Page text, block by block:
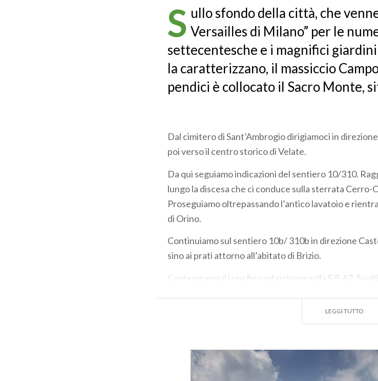
S ullo sfondo della città, che
Versailles di Milano” per le
settecentesche e i magnifici
la caratterizzano, il massiccio
pendici è collocato il Sacro Monte,
Dal cimitero di Sant’Ambrogio dirigiamoci in
poi verso il centro storico di Velate.
Da qui seguiamo indicazioni del sentiero 10/310.
lungo la discesa che ci conduce sulla sterrata Cerro-
Proseguiamo oltrepassando l’antico lavatoio e
di Orino.
Continuiamo sul sentiero 10b/ 310b in direzione
sino ai prati attorno all’abitato di Brizio.
Costeggiamo il lago fino ad arrivare sulla S.P. 62.
Fondo stradale:Asfalto e sterrato
Dislivello:
+1050 m, -1048 m (Pendenza max:
LEGGI TUTTO